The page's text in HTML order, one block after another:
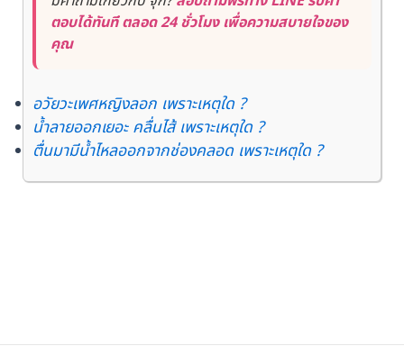
ตอบได้ทันที ตลอด 24 ชั่วโมง เพื่อความสบายใจของ
คุณ
อวัยวะเพศหญิงลอก เพราะเหตุใด ?
น้ำลายออกเยอะ คลื่นไส้ เพราะเหตุใด ?
ตื่นมามีน้ำไหลออกจากช่องคลอด เพราะเหตุใด ?